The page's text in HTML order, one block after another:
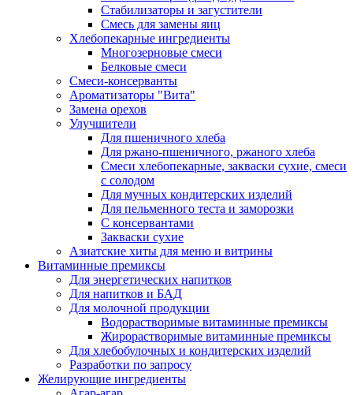
Стабилизаторы и загустители
Смесь для замены яиц
Хлебопекарные ингредиенты
Многозерновые смеси
Белковые смеси
Смеси-консерванты
Ароматизаторы "Вита"
Замена орехов
Улучшители
Для пшеничного хлеба
Для ржано-пшеничного, ржаного хлеба
Смеси хлебопекарные, закваски сухие, смеси
с солодом
Для мучных кондитерских изделий
Для пельменного теста и заморозки
С консервантами
Закваски сухие
Азиатские хиты для меню и витрины
Витаминные премиксы
Для энергетических напитков
Для напитков и БАД
Для молочной продукции
Водорастворимые витаминные премиксы
Жирорастворимые витаминные премиксы
Для хлебобулочных и кондитерских изделий
Разработки по запросу
Желирующие ингредиенты